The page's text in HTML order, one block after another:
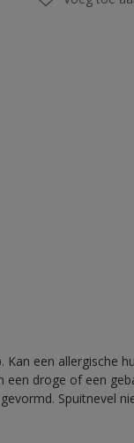
een allergische
een droge of een
Spuitnevel